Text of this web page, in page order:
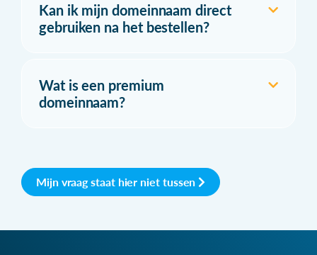
Kan ik mijn domeinnaam direct
gebruiken na het bestellen?
Wat is een premium
domeinnaam?
Mijn vraag staat hier niet tussen